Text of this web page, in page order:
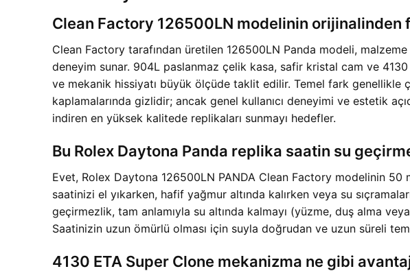
Clean Factory 126500LN modelinin orijinalinden
Clean Factory tarafından üretilen 126500LN Panda modeli,
deneyim sunar. 904L paslanmaz çelik kasa, safir kristal cam ve
ve mekanik hissiyatı büyük ölçüde taklit edilir. Temel fark
kaplamalarında gizlidir; ancak genel kullanıcı deneyimi ve estetik
indiren en yüksek kalitede replikaları sunmayı hedefler.
Bu Rolex Daytona Panda replika saatin su
Evet, Rolex Daytona 126500LN PANDA Clean Factory modelinin
saatinizi el yıkarken, hafif yağmur altında kalırken veya su
geçirmezlik, tam anlamıyla su altında kalmayı (yüzme, duş alma
Saatinizin uzun ömürlü olması için suyla doğrudan ve uzun süreli
4130 ETA Super Clone mekanizma ne gibi